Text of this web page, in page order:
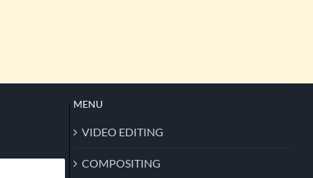
MENU
VIDEO EDITING
COMPOSITING